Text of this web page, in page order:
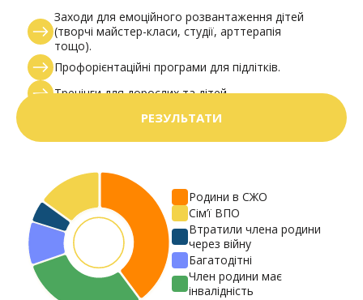
Заходи для емоційного розвантаження дітей
(творчі майстер-класи, студії, арттерапія
тощо).
Профорієнтаційні програми для підлітків.
Тренінги для дорослих та дітей.
Програми з розвитку та формування
РЕЗУЛЬТАТИ
Родини в СЖО
Сім’ї ВПО
Втратили члена родини
через війну
Багатодітні
Член родини має
інвалідність